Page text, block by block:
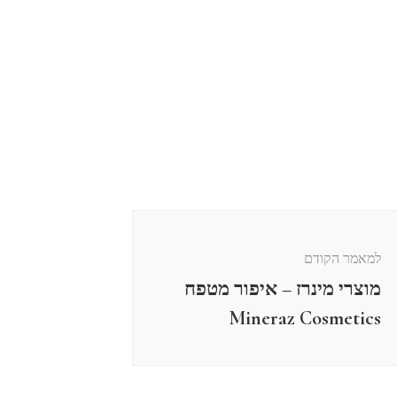
למאמר הקודם
מוצרי מינרז – איפור מטפח
Mineraz Cosmetics